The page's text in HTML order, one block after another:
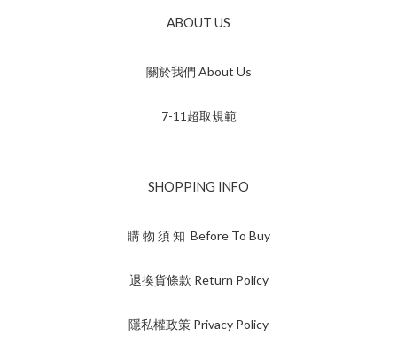
ABOUT US
關於我們 About Us
7-11超取規範
SHOPPING INFO
購 物 須 知 Before To Buy
退換貨條款 Return Policy
隱私權政策 Privacy Policy